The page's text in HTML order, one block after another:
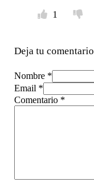
1
Deja tu comentario
Nombre *
Email *
Comentario *